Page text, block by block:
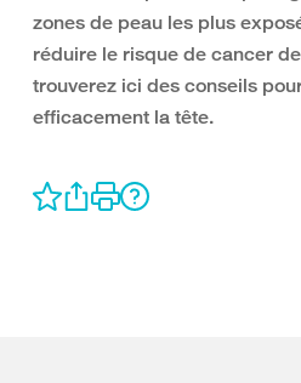
zones de peau les plus
réduire le risque de cancer
trouverez ici des conseils
efficacement la tête.